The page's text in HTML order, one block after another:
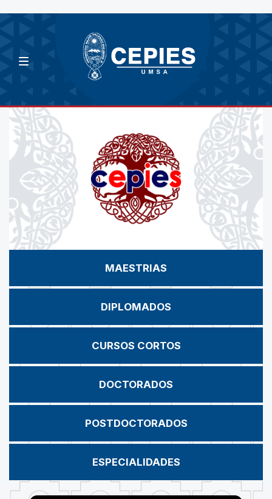
MAESTRIAS
DIPLOMADOS
CURSOS CORTOS
DOCTORADOS
POSTDOCTORADOS
ESPECIALIDADES